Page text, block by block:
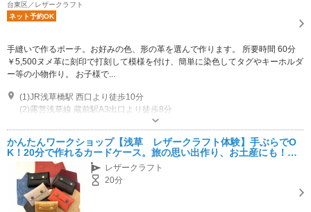
台東区／レザークラフト
ネット予約OK
手縫いで作るポーチ。お好みの色、形の革を選んで作ります。 所要時間 60分
￥5,500ヌメ革に刻印で打刻して模様を付け、簡単に染色してタグやキーホルダ
ー等の小物作り。 お子様で...
(1)JR浅草橋駅 西口より徒歩10分
(2)露営浅草線 蔵前駅A3出口より徒歩8分
かんたんワークショップ【浅草 レザークラフト体験】手ぶらでO
K！20分で作れるカードケース。旅の思い出作り、お土産にも！世
界にひとつだけのオリジナルアイテムを作ろう！
レザークラフト
20分